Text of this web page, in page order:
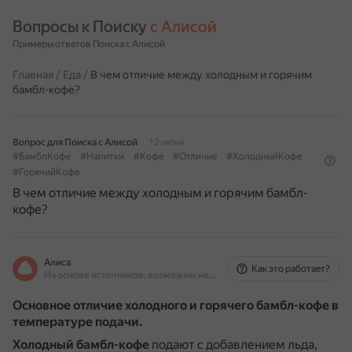
Вопросы к Поиску с Алисой
Примеры ответов Поиска с Алисой
Главная / Еда / В чем отличие между холодным и горячим
бамбл-кофе?
Вопрос для Поиска с Алисой
12 июня
#БамблКофе
#Напитки #Кофе #Отличие
#ХолодныйКофе
#ГорячийКофе
В чем отличие между холодным и горячим бамбл-
кофе?
Алиса
На основе источников, возможны неточности
Как это работает?
Основное отличие холодного и горячего бамбл-кофе в
температуре подачи.
Холодный бамбл-кофе подают с добавлением льда,